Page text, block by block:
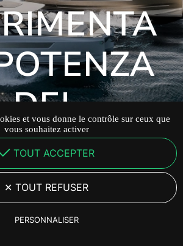
DEL
ESPLORA YOT 53
et vous donne le contrôle sur ceux que
vous souhaitez activer
TOUT ACCEPTER
TOUT REFUSER
PERSONNALISER